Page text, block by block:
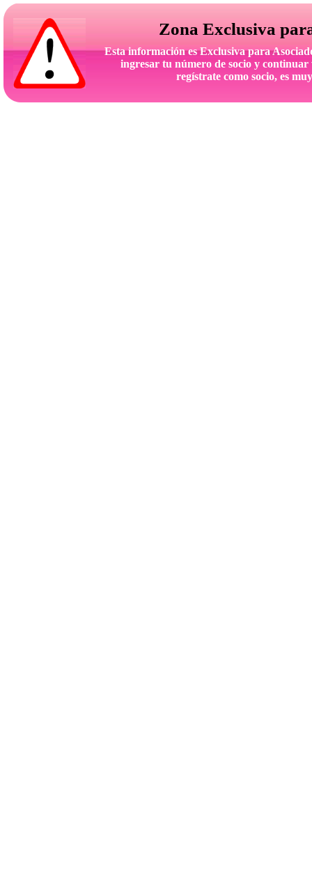
Esta información es Exclusiva para
ingresar tu número de socio y
regístrate como socio, es
Zona Exclusiva